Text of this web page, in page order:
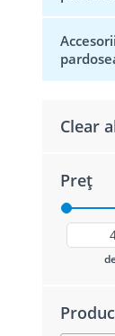
Clear
Preț